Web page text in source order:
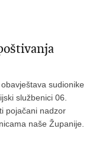
sudionike
službenici 06.
pojačani nadzor
naše Županije.